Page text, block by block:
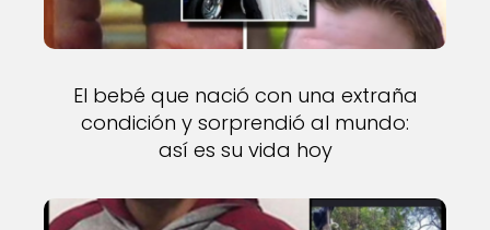
El bebé que nació con una extraña
condición y sorprendió al mundo:
así es su vida hoy